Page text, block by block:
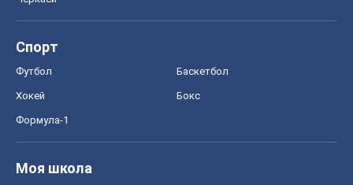
Спорт
Футбол Баскетбол
Хокей Бокс
Формула-1
Моя школа